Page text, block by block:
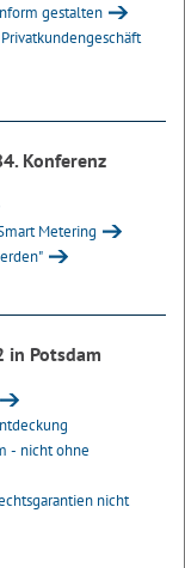
gestalten
Konferenz
Metering
in Potsdam
- nicht ohne
nicht